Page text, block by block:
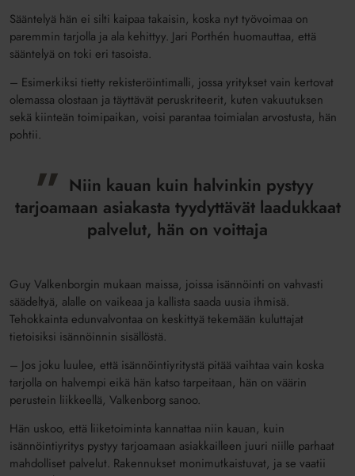
Sääntelyä hän ei silti kaipaa takaisin, koska nyt työvoimaa on
paremmin tarjolla ja ala kehittyy. Jari Porthén huomauttaa, että
sääntelyä on toki eri tasoista.
– Esimerkiksi tietty rekisteröintimalli, jossa yritykset vain kertovat
olemassa olostaan ja täyttävät peruskriteerit, kuten vakuutuksen
sekä kiinteän toimipaikan, voisi parantaa toimialan arvostusta, hän
pohtii.
Niin kauan kuin halvinkin pystyy
tarjoamaan asiakasta tyydyttävät laadukkaat
palvelut, hän on voittaja
Guy Valkenborgin mukaan maissa, joissa isännöinti on vahvasti
säädeltyä, alalle on vaikeaa ja kallista saada uusia ihmisä.
Tehokkainta edunvalvontaa on keskittyä tekemään kuluttajat
tietoisiksi isännöinnin sisällöstä.
– Jos joku luulee, että isännöintiyritystä pitää vaihtaa vain koska
tarjolla on halvempi eikä hän katso tarpeitaan, hän on väärin
perustein liikkeellä, Valkenborg sanoo.
Hän uskoo, että liiketoiminta kannattaa niin kauan, kuin
isännöintiyritys pystyy tarjoamaan asiakkailleen juuri niille parhaat
mahdolliset palvelut. Rakennukset monimutkaistuvat, ja se vaatii